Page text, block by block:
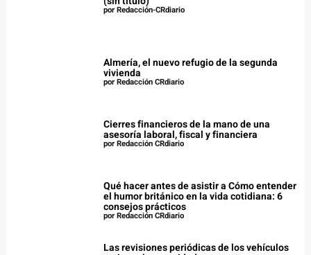
por Redacción-CRdiario
Almería, el nuevo refugio de la segunda
vivienda
por Redacción CRdiario
Cierres financieros de la mano de una
asesoría laboral, fiscal y financiera
por Redacción CRdiario
Qué hacer antes de asistir a Cómo entender
el humor británico en la vida cotidiana: 6
consejos prácticos
por Redacción CRdiario
Las revisiones periódicas de los vehículos